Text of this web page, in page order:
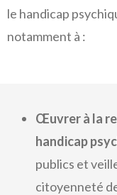
le handicap
notamment à :
Œuvrer à la
handicap
publics et
citoyenneté